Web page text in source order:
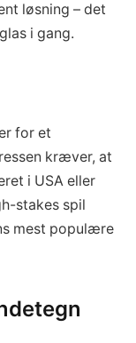
løsning – det
i gang.
for et
kræver, at
i USA eller
stakes spil
mest populære